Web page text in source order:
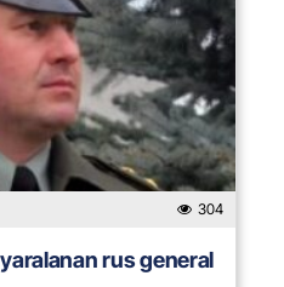
304
rus general